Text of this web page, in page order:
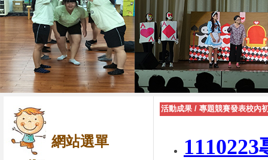
網站選單
活動成果 / 專題競賽發表校內